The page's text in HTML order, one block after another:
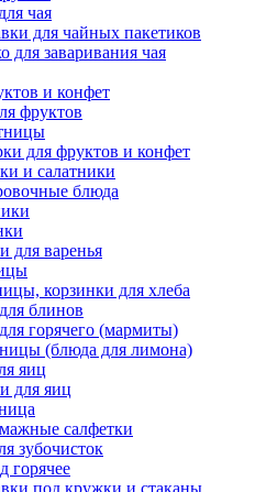
чая
для чайных пакетиков
для заваривания чая
и конфет
фруктов
для фруктов и конфет
и салатники
блюда
для варенья
корзинки для хлеба
блинов
горячего (мармиты)
(блюда для лимона)
яиц
для яиц
салфетки
зубочисток
горячее
под кружки и стаканы